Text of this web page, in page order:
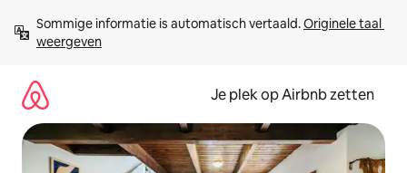
direct
naar
Sommige informatie is automatisch vertaald. Originele taal
weergeven
Je plek op Airbnb zetten